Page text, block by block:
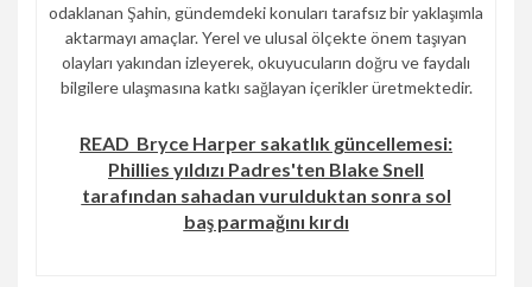
odaklanan Şahin, gündemdeki konuları tarafsız bir yaklaşımla
aktarmayı amaçlar. Yerel ve ulusal ölçekte önem taşıyan
olayları yakından izleyerek, okuyucuların doğru ve faydalı
bilgilere ulaşmasına katkı sağlayan içerikler üretmektedir.
READ Bryce Harper sakatlık güncellemesi:
Phillies yıldızı Padres'ten Blake Snell
tarafından sahadan vurulduktan sonra sol
baş parmağını kırdı